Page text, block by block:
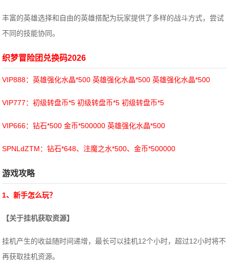
丰富的英雄选择和自由的英雄搭配为玩家提供了多样的战斗方式，尝试
不同的技能协同。
织梦冒险团兑换码2026
VIP888：英雄强化水晶*500 英雄强化水晶*500 英雄强化水晶*500
VIP777：初级转盘币*5 初级转盘币*5 初级转盘币*5
VIP666：钻石*500 金币*500000 英雄强化水晶*500
SPNLdZTM：钻石*648、注魔之水*500、金币*500000
游戏攻略
1、新手怎么玩？
【关于挂机获取资源】
挂机产生的收益随时间递增，最长可以挂机12个小时，超过12小时将不
再获取挂机资源。